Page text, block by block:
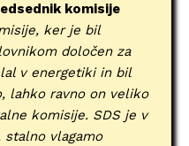
komisije
ker je bil
določen za
v energetiki in bil
lahko ravno on veliko
komisije. SDS je v
vlagamo